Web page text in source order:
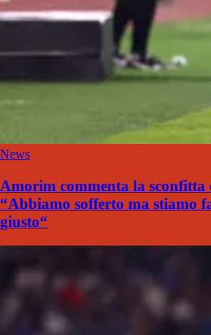
News
Amorim commenta la sconfitta
“Abbiamo sofferto ma stiamo
giusto“